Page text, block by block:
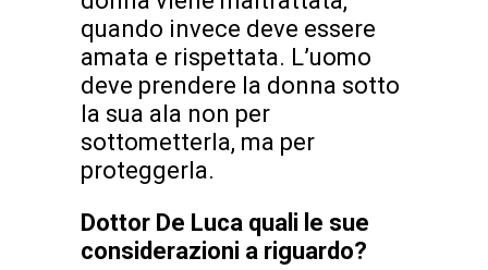
quando invece deve essere
amata e rispettata. L’uomo
deve prendere la donna sotto
la sua ala non per
sottometterla, ma per
proteggerla.
Dottor De Luca quali le sue
considerazioni a riguardo?